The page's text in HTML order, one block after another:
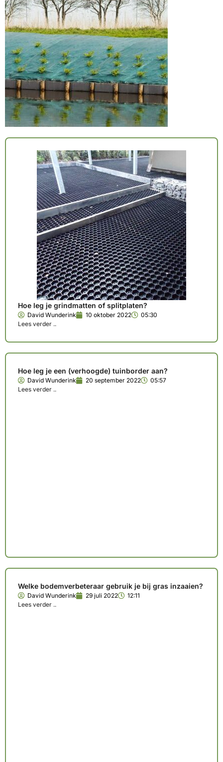
Hoe leg je grindmatten of splitplaten?
David Wunderink 10 oktober 2022
05:30
Lees verder ..
Hoe leg je een (verhoogde) tuinborder aan?
David Wunderink 20 september 2022
05:57
Lees verder ..
Welke bodemverbeteraar gebruik je bij gras inzaaien?
David Wunderink 29 juli 2022
12:11
Lees verder ..